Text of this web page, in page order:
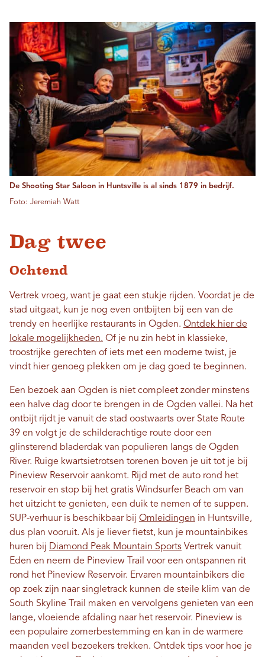
De Shooting Star Saloon in Huntsville is al sinds 1879 in bedrijf.
Foto: Jeremiah Watt
Dag twee
Ochtend
Vertrek vroeg, want je gaat een stukje rijden. Voordat je de
stad uitgaat, kun je nog even ontbijten bij een van de
trendy en heerlijke restaurants in Ogden. Ontdek hier de
lokale mogelijkheden. Of je nu zin ​​hebt in klassieke,
troostrijke gerechten of iets met een moderne twist, je
vindt hier genoeg plekken om je dag goed te beginnen.
Een bezoek aan Ogden is niet compleet zonder minstens
een halve dag door te brengen in de Ogden vallei. Na het
ontbijt rijdt je vanuit de stad oostwaarts over State Route
39 en volgt je de schilderachtige route door een
glinsterend bladerdak van populieren langs de Ogden
River. Ruige kwartsietrotsen torenen boven je uit tot je bij
Pineview Reservoir aankomt. Rijd met de auto rond het
reservoir en stop bij het gratis Windsurfer Beach om van
het uitzicht te genieten, een duik te nemen of te suppen.
SUP-verhuur is beschikbaar bij Omleidingen in Huntsville,
dus plan vooruit. Als je liever fietst, kun je mountainbikes
huren bij Diamond Peak Mountain Sports Vertrek vanuit
Eden en neem de Pineview Trail voor een ontspannen rit
rond het Pineview Reservoir. Ervaren mountainbikers die
op zoek zijn naar singletrack kunnen de steile klim van de
South Skyline Trail maken en vervolgens genieten van een
lange, vloeiende afdaling naar het reservoir. Pineview is
een populaire zomerbestemming en kan in de warmere
maanden veel bezoekers trekken. Ontdek tips voor hoe je